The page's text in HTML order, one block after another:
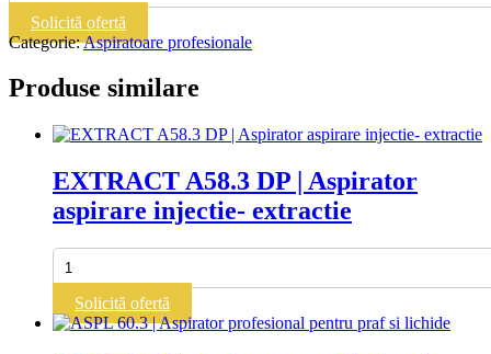
P258.2
WDB|Aspirator
profesional
praf
Solicită ofertă
Categorie:Aspiratoare profesionale
Produse similare
EXTRACT A58.3 DP | Aspirator
aspirare injectie- extractie
Cantitate
EXTRACT
A58.3
DP
|
Solicită ofertă